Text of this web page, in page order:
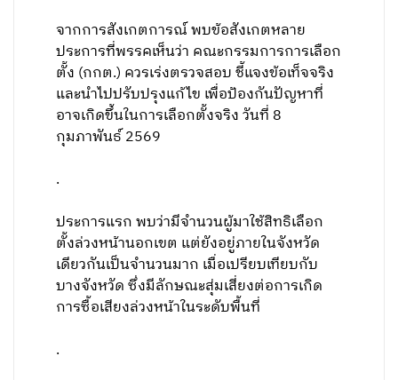
จากการสังเกตการณ์ พบข้อสังเกตหลาย
ประการที่พรรคเห็นว่า คณะกรรมการการเลือก
ตั้ง (กกต.) ควรเร่งตรวจสอบ ชี้แจงข้อเท็จจริง
และนำไปปรับปรุงแก้ไข เพื่อป้องกันปัญหาที่
อาจเกิดขึ้นในการเลือกตั้งจริง วันที่ 8
กุมภาพันธ์ 2569
.
ประการแรก พบว่ามีจำนวนผู้มาใช้สิทธิเลือก
ตั้งล่วงหน้านอกเขต แต่ยังอยู่ภายในจังหวัด
เดียวกันเป็นจำนวนมาก เมื่อเปรียบเทียบกับ
บางจังหวัด ซึ่งมีลักษณะสุ่มเสี่ยงต่อการเกิด
การซื้อเสียงล่วงหน้าในระดับพื้นที่
.